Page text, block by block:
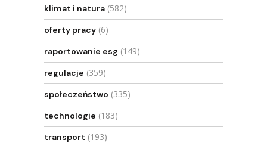
klimat i natura (582)
oferty pracy (6)
raportowanie esg (149)
regulacje (359)
społeczeństwo (335)
technologie (183)
transport (193)